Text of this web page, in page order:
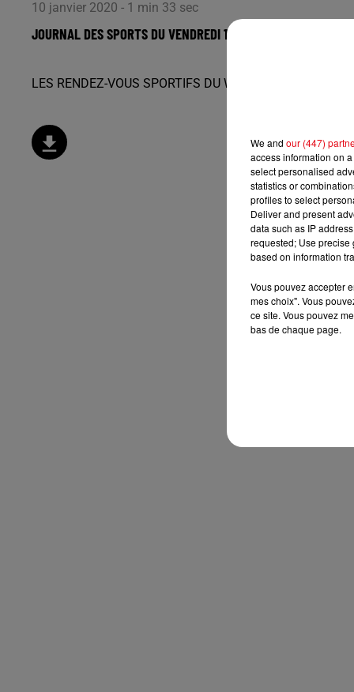
10 janvier 2020 - 1 min 33 sec
JOURNAL DES SPORTS DU VENDREDI 10 JANVIER
LES RENDEZ-VOUS SPORTIFS DU WEEK-END
We and our (447)
access information on
select personalised
statistics or
profiles to select
Deliver and present
data such as IP
requested; Use precise
based on information
Vous pouvez accepter
mes choix". Vous
ce site. Vous pouvez
bas de chaque page.